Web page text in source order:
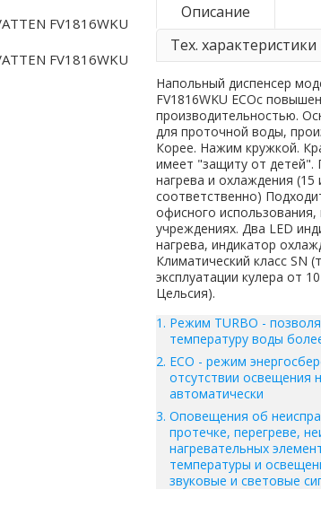
Описание
Тех. характеристики
Напольный диспенсер
FV1816WKU ECOс
производительностью.
для проточной воды,
Корее. Нажим кружкой.
имеет "защиту от детей".
нагрева и охлаждения (15
соответственно)
офисного использования,
учреждениях. Два LED
нагрева, индикатор
Климатический класс SN
эксплуатации кулера от
Цельсия).
Режим TURBO -
температуру воды
ECO - режим
отсутствии освещения
автоматически
Оповещения об
протечке, перегреве,
нагревательных
температуры и
звуковые и световые